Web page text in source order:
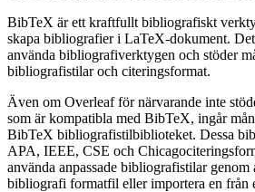
BibTeX är ett kraftfullt bibliografiskt
skapa bibliografier i LaTeX-dokument.
använda bibliografiverktygen och stöder
bibliografistilar och citeringsformat.
Även om Overleaf för närvarande inte
som är kompatibla med BibTeX, ingår
BibTeX bibliografistilbiblioteket. Dessa
APA, IEEE, CSE och
använda anpassade bibliografistilar
bibliografi formatfil eller importera en från